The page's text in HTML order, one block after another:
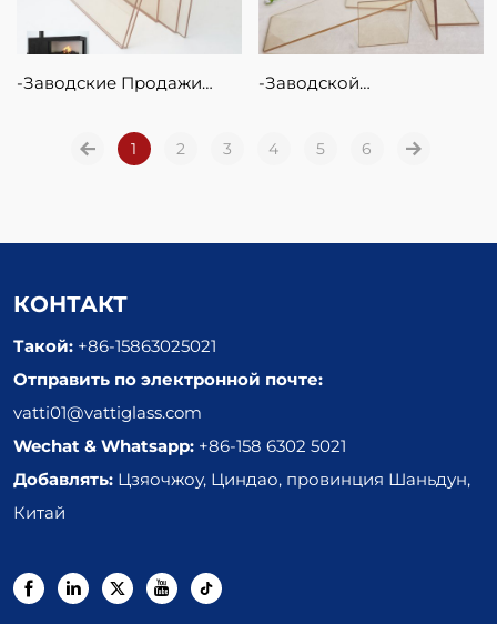
Хрустальное Стекло
Стекла На Огневой Печи
Заводские Продажи
Огнестойкие
Толщиной 5 Мм И 4 Мм
Заводской
Прозрачный Камин 5 Мм,
Двери Пожарной Печи
1 2 3 4 5 6
КОНТАКТ
Такой: +86-15863025021
Отправить по электронной почте:
vatti01@vattiglass.com
Wechat & Whatsapp: +86-158 6302 5021
Добавлять: Цзяочжоу, Циндао, провинция Шаньдун,
Китай